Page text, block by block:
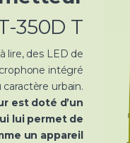
350D T
lire, des LED de
intégré
urbain.
est doté d’un
lui permet de
un appareil